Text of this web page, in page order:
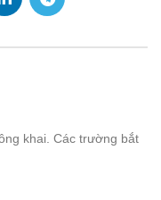
khai. Các trường bắt